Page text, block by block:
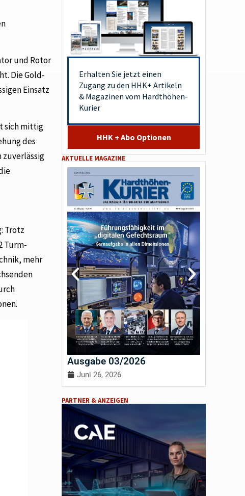
und Rotor
Die Gold-
Einsatz
sich mittig
des
Trotz
Turm-
mehr
Erhalten Sie jetzt einen
Zugang zu den HHK+ Artikeln
& Magazinen vom Hardthöhen-
Kurier
HHK + Abo Optionen
AKTUELLE MAGAZINE
Ausgabe 03/2026
Juni 26, 2026
PARTNER & ANZEIGEN